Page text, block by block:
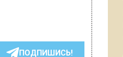
ПОДПИШИСЬ!